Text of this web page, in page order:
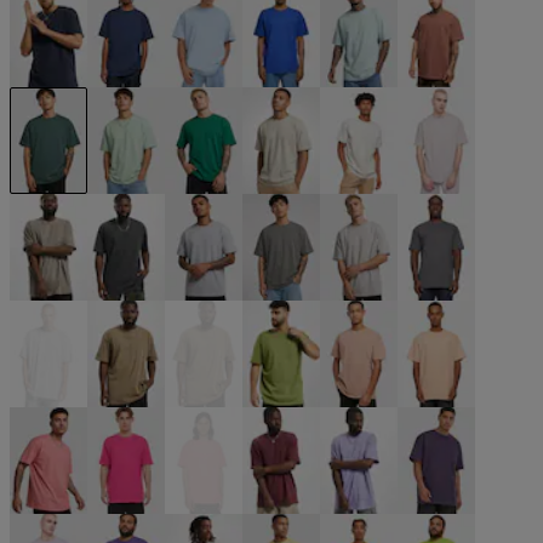
blau blau blau blau blau braun
grün grün grün grün grau grau
grau grau grau grau
grau khaki olive orange orange
pink pink pink rot violet violet